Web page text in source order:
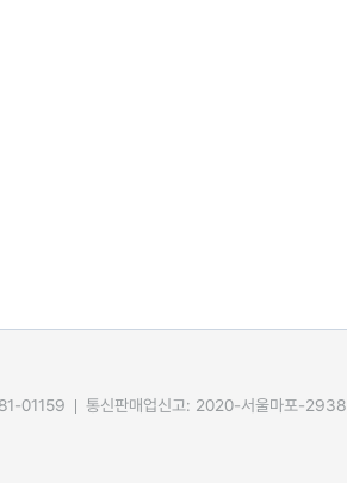
01159
통신판매업신고: 2020-서울마포-2938